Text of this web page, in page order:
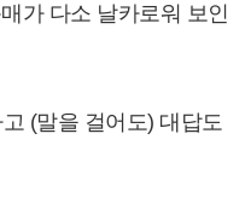
가 다소 날카로워 보인
(말을 걸어도) 대답도